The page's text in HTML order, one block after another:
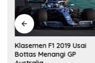
Klasemen F1 2019 Usai
Bottas Menangi GP